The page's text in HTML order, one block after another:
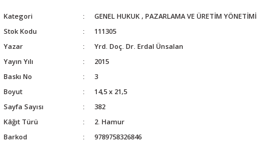
Kategori GENEL HUKUK , PAZARLAMA VE ÜRETİM YÖNETİMİ
Stok Kodu
111305
Yazar
Yrd. Doç. Dr. Erdal Ünsalan
Yayın Yılı
2015
Baskı No
3
Boyut
14,5 x 21,5
Sayfa Sayısı
382
Kâğıt Türü
2. Hamur
Barkod
9789758326846